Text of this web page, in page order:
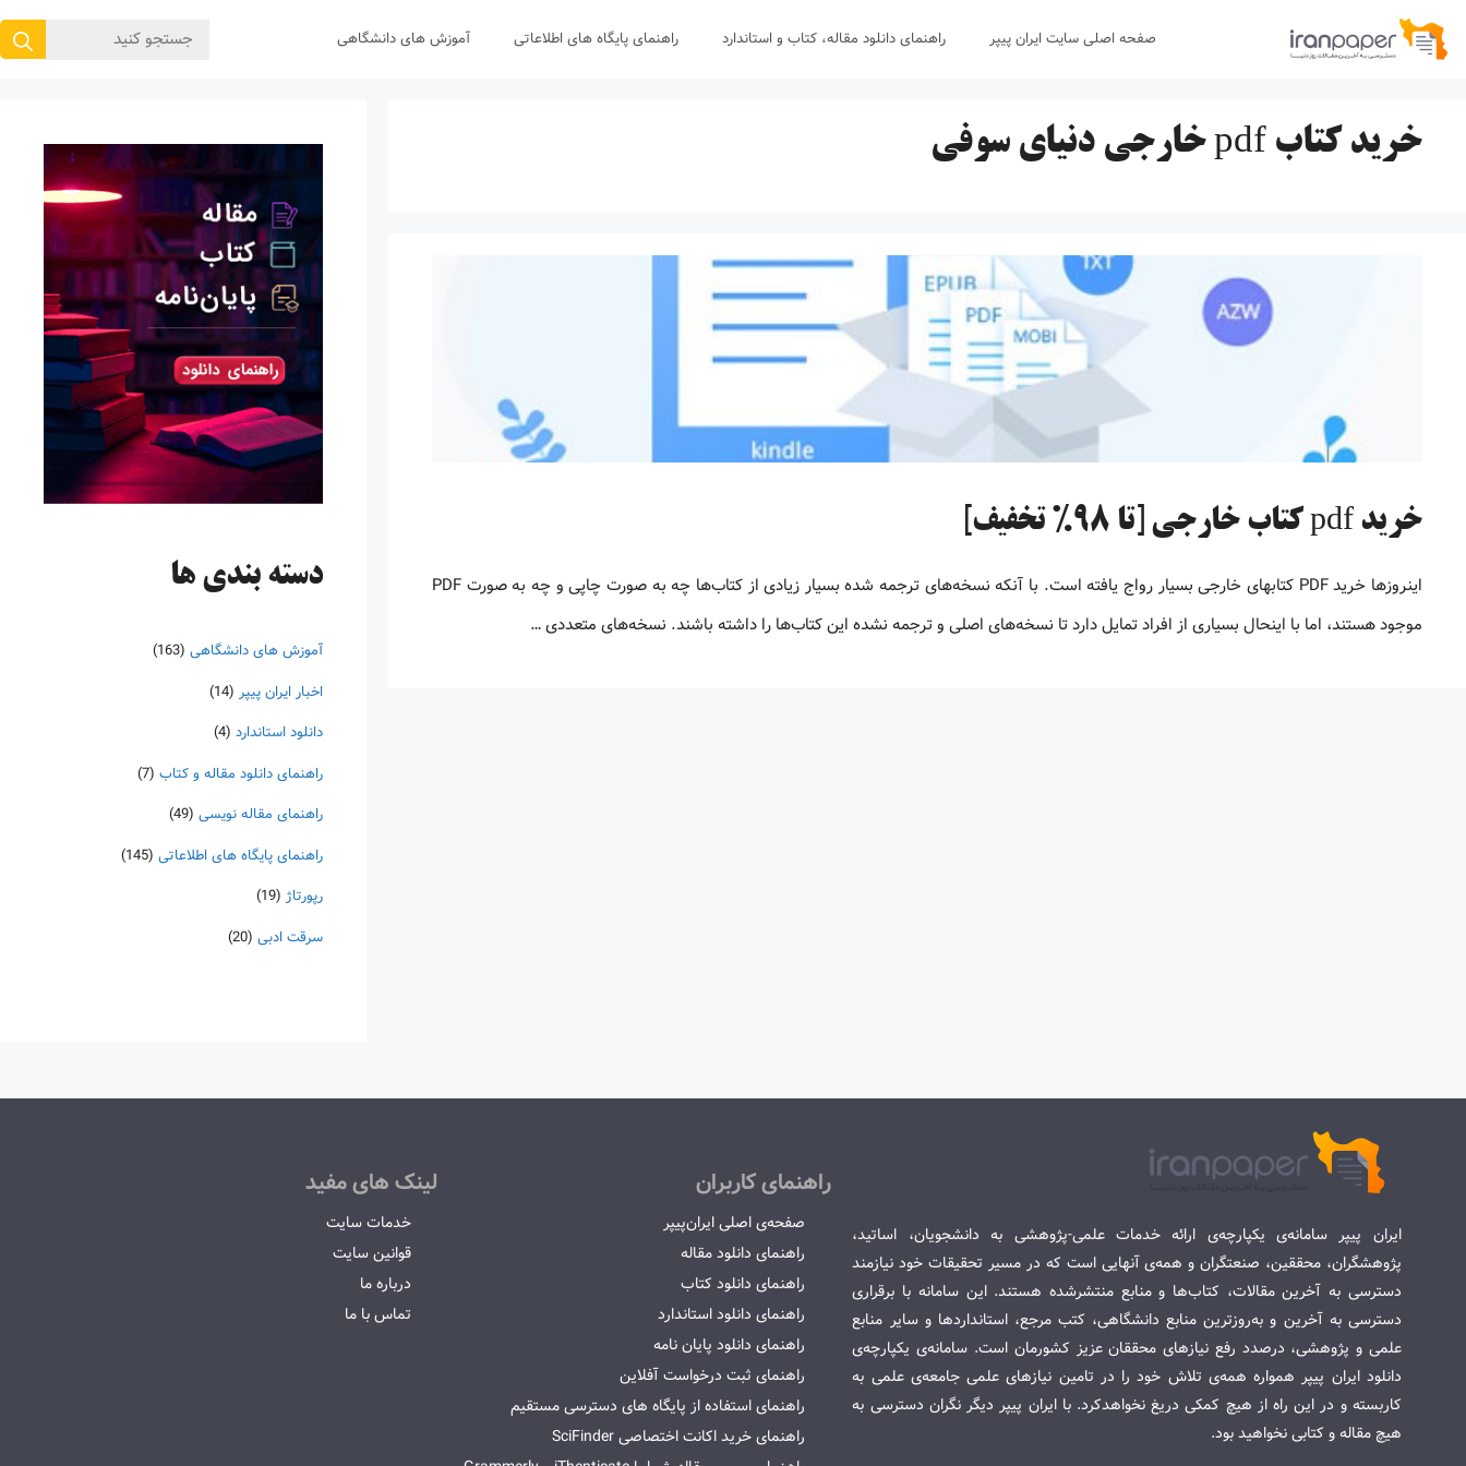
پرش
صفحه اصلی سایت ایران پیپر راهنمای دانلود مقاله، کتاب و استاندارد راهنمای پایگاه های اطلاعاتی آموزش های دانشگاهی
جستجوی
خرید کتاب pdf خارجی دنیای سوفی
خرید pdf کتاب خارجی [تا 98% تخفیف]
اینروزها خرید PDF کتاب‎های خارجی بسیار رواج یافته است. با آنکه نسخه‌های ترجمه شده بسیار زیادی از کتاب‌ها چه به صورت چاپی و چه به صورت PDF
موجود هستند، اما با اینحال بسیاری از افراد تمایل دارد تا نسخه‌های اصلی و ترجمه نشده این کتاب‌ها را داشته باشند. نسخه‌های متعددی …
دسته‌ بندی ها
آموزش های دانشگاهی (163)
اخبار ایران پیپر (14)
دانلود استاندارد (4)
راهنمای دانلود مقاله و کتاب (7)
راهنمای مقاله نویسی (49)
راهنمای پایگاه های اطلاعاتی (145)
رپورتاژ (19)
سرقت ادبی (20)
ایران پیپر سامانه‌ی یکپارچه‌ی ارائه خدمات علمی-پژوهشی به دانشجویان، اساتید،
پژوهشگران، محققین، صنعتگران و همه‌ی آنهایی است که در مسیر تحقیقات خود نیازمند
دسترسی به آخرین مقالات، کتاب‌ها و منابع منتشرشده هستند. این سامانه با برقراری
دسترسی به آخرین و به‌روزترین منابع دانشگاهی، کتب مرجع، استانداردها و سایر منابع
علمی و پژوهشی، درصدد رفع نیازهای محققان عزیز کشورمان است. سامانه‌ی یکپارچه‌ی
دانلود ایران پیپر همواره همه‌ی تلاش خود را در تامین نیازهای علمی جامعه‌ی علمی به
کاربسته و در این راه از هیچ کمکی دریغ نخواهدکرد. با ایران پیپر دیگر نگران دسترسی به
هیچ مقاله و کتابی نخواهید بود.
راهنمای کاربران
صفحه‌ی اصلی ایران‌پیپر
راهنمای دانلود مقاله
راهنمای دانلود کتاب
راهنمای دانلود استاندارد
راهنمای دانلود پایان نامه
راهنمای ثبت درخواست آفلاین
راهنمای استفاده از پایگاه های دسترسی مستقیم
راهنمای خرید اکانت اختصاصی SciFinder
لینک های مفید
خدمات سایت
قوانین سایت
درباره ما
تماس با ما